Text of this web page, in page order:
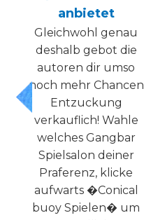
anbietet
Gleichwohl genau
deshalb gebot die
autoren dir umso
noch mehr Chancen
Entzuckung
verkauflich! Wahle
welches Gangbar
Spielsalon deiner
Praferenz, klicke
aufwarts �Conical
buoy Spielen� um